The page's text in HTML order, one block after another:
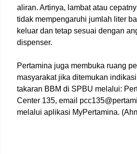
aliran. Artinya, lambat atau
tidak mempengaruhi jumlah liter
keluar dan tetap sesuai dengan
dispenser.
Pertamina juga membuka ruang
masyarakat jika ditemukan
takaran BBM di SPBU melalui:
Center 135, email
melalui aplikasi MyPertamina.